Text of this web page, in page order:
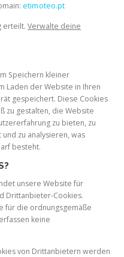
etimoteo.pt
erteilt. Verwalte deine
Speichern kleiner
Laden der Website in Ihren
gespeichert. Diese Cookies
zu gestalten, die Website
zu bieten, zu
zu analysieren, was
besteht.
unsere Website für
Drittanbieter-Cookies.
für die ordnungsgemäße
keine
von Drittanbietern werden